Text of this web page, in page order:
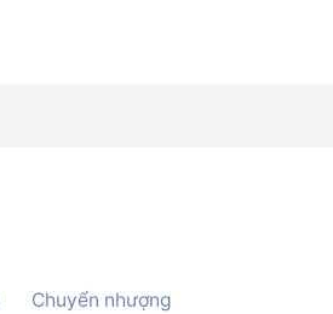
Chuyển nhượng